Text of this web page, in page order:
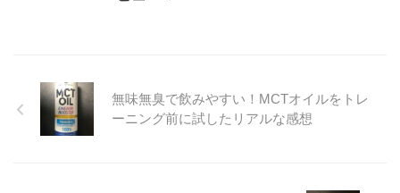
無味無臭で飲みやすい！MCTオイルをトレ
ーニング前に試したリアルな感想